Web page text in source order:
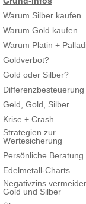
Warum Silber kaufen
Warum Gold kaufen
Warum Platin +
Goldverbot?
Gold oder Silber?
Differenzbesteuerung
Geld, Gold, Silber
Krise + Crash
Strategien zur
Wertesicherung
Persönliche Beratung
Edelmetall-Charts
Negativzins
Gold und Silber